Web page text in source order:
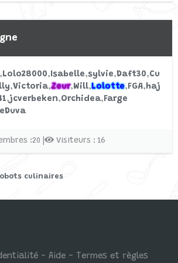
libres
vitesse mixer et malaxer ?
cuisine smart
par Virginie
Cuisine Smart
Lolo28000 Isabelle sylvie Daft30 Cu
Victoria Zeur Will Lolotte FGA haj
jcverbeken Orchidea Farge
:20 | Visiteurs : 16
culinaires
- Aide - Termes et règles